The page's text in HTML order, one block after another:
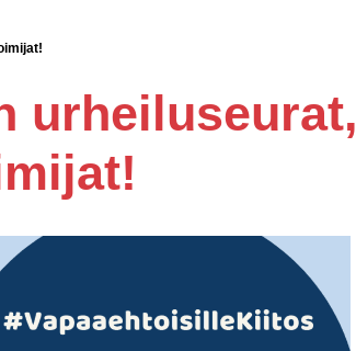
urheiluseurat,